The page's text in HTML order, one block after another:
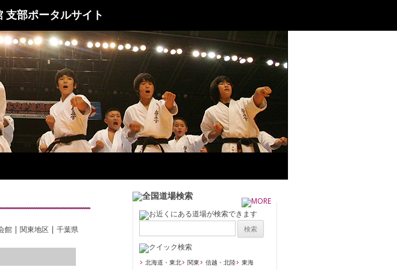
支部ポータルサイト
館 | 関東地区 | 千葉県
北海道・東北 関東 信越・北陸
東海